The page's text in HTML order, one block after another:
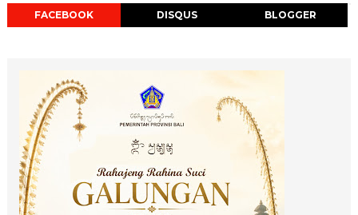
FACEBOOK DISQUS BLOGGER